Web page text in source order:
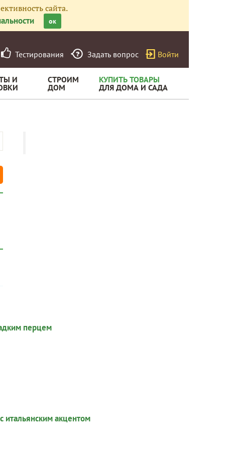
сайта.
ок
Тестирования Задать вопрос Войти
И
СТРОИМ
ДОМ
КУПИТЬ ТОВАРЫ
ДЛЯ ДОМА И САДА